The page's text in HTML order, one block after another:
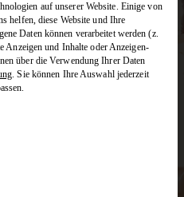
im
Geschmack
passenden
Seite findet
Bundles und
auf unserer Website. Einige von
helfen, diese Website und Ihre
Daten können verarbeitet werden (z.
und Inhalte oder Anzeigen-
über die Verwendung Ihrer Daten
. Sie können Ihre Auswahl jederzeit
Gruppen, für die eine